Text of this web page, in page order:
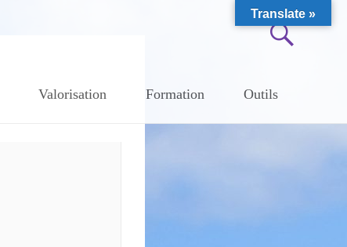
Valorisation Formation Outils
Translate »